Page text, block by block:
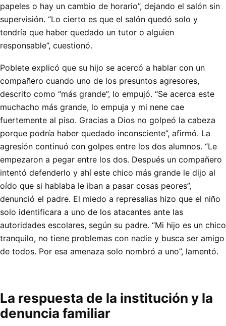
papeles o hay un cambio de horario”, dejando el salón sin
supervisión. “Lo cierto es que el salón quedó solo y
tendría que haber quedado un tutor o alguien
responsable”, cuestionó.
Poblete explicó que su hijo se acercó a hablar con un
compañero cuando uno de los presuntos agresores,
descrito como “más grande”, lo empujó. “Se acerca este
muchacho más grande, lo empuja y mi nene cae
fuertemente al piso. Gracias a Dios no golpeó la cabeza
porque podría haber quedado inconsciente”, afirmó. La
agresión continuó con golpes entre los dos alumnos. “Le
empezaron a pegar entre los dos. Después un compañero
intentó defenderlo y ahí este chico más grande le dijo al
oído que si hablaba le iban a pasar cosas peores”,
denunció el padre. El miedo a represalias hizo que el niño
solo identificara a uno de los atacantes ante las
autoridades escolares, según su padre. “Mi hijo es un chico
tranquilo, no tiene problemas con nadie y busca ser amigo
de todos. Por esa amenaza solo nombró a uno”, lamentó.
La respuesta de la institución y la
denuncia familiar